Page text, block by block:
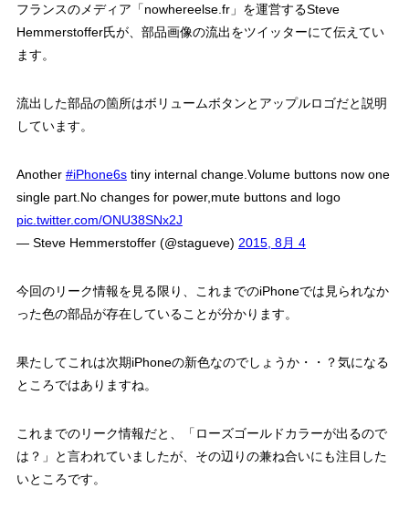
フランスのメディア「nowhereelse.fr」を運営するSteve
Hemmerstoffer氏が、部品画像の流出をツイッターにて伝えてい
ます。
流出した部品の箇所はボリュームボタンとアップルロゴだと説明
しています。
Another #iPhone6stiny internal change.Volume buttons now one
single part.No changes for power,mute buttons and logo
pic.twitter.com/ONU38SNx2J
— Steve Hemmerstoffer (@stagueve) 2015, 8月 4
今回のリーク情報を見る限り、これまでのiPhoneでは見られなか
った色の部品が存在していることが分かります。
果たしてこれは次期iPhoneの新色なのでしょうか・・？気になる
ところではありますね。
これまでのリーク情報だと、「ローズゴールドカラーが出るので
は？」と言われていましたが、その辺りの兼ね合いにも注目した
いところです。